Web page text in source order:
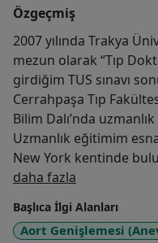
Özgeçmiş
2007 yılında Trakya
mezun olarak “Tıp
girdiğim TUS sınavı
Cerrahpaşa Tıp
Bilim Dalı’nda
Uzmanlık eğitimim
New York kentinde
Wellness Center”da
koruyucu cerrahi, aort
cerrahisi,
kalp cerrahisi
daha fazla
Başlıca İlgi Alanları
Aort Genişlemesi